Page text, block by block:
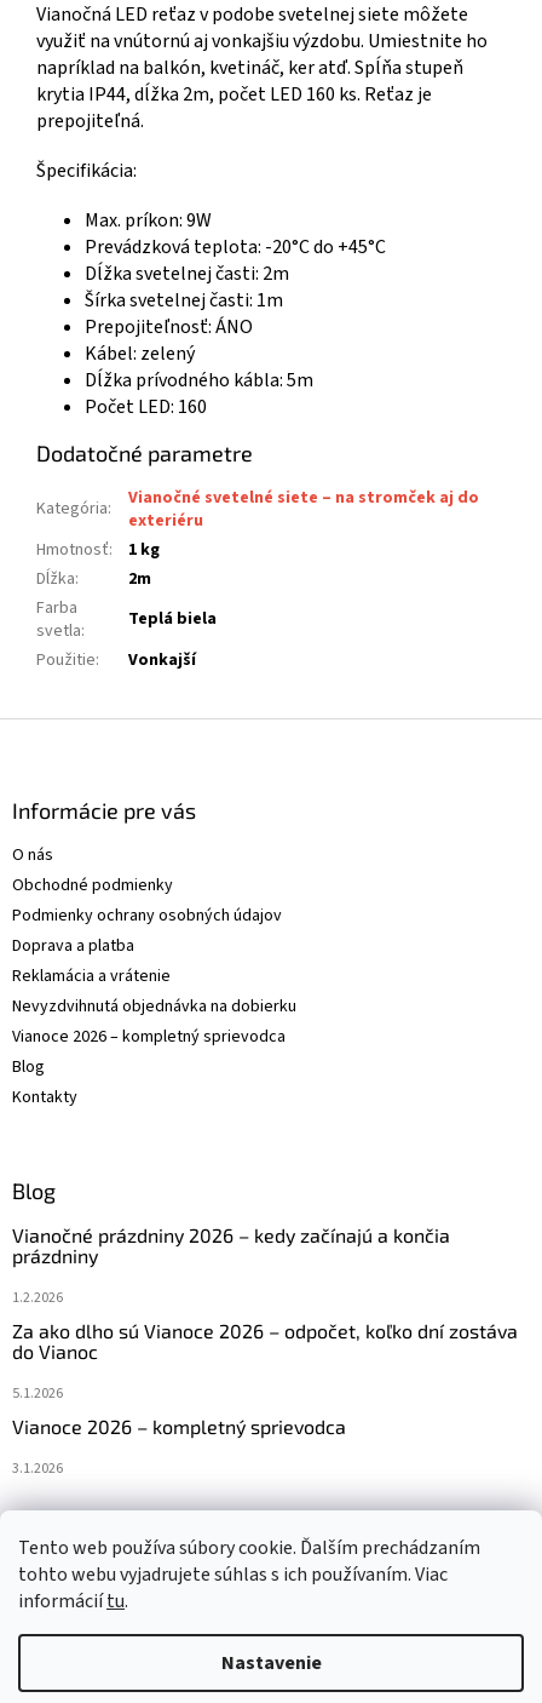
Tento web používa súbory cookie. Ďalším prechádzaním
tohto webu vyjadrujete súhlas s ich používaním. Viac
informáciítu.
Nastavenie
Vianočná LED reťaz v podobe svetelnej siete môžete
využiť na vnútornú aj vonkajšiu výzdobu. Umiestnite ho
napríklad na balkón, kvetináč, ker atď. Spĺňa stupeň
krytia IP44, dĺžka 2m, počet LED 160 ks. Reťaz je
prepojiteľná.
Špecifikácia:
Max. príkon: 9W
Prevádzková teplota: -20°C do +45°C
Dĺžka svetelnej časti: 2m
Šírka svetelnej časti: 1m
Prepojiteľnosť: ÁNO
Kábel: zelený
Dĺžka prívodného kábla: 5m
Počet LED: 160
Dodatočné parametre
Kategória:
Vianočné svetelné siete – na stromček aj do
exteriéru
Hmotnosť:
1 kg
Dĺžka:
2m
Farba
svetla:
Teplá biela
Použitie: Vonkajší
Informácie pre vás
O nás
Obchodné podmienky
Podmienky ochrany osobných údajov
Doprava a platba
Reklamácia a vrátenie
Nevyzdvihnutá objednávka na dobierku
Vianoce 2026 – kompletný sprievodca
Blog
Kontakty
Blog
Vianočné prázdniny 2026 – kedy začínajú a končia
prázdniny
1.2.2026
Za ako dlho sú Vianoce 2026 – odpočet, koľko dní zostáva
do Vianoc
5.1.2026
Vianoce 2026 – kompletný sprievodca
3.1.2026
Navštívte aj náš český e-shop www.vanocniretezy.cz
Vytvoril Shoptet